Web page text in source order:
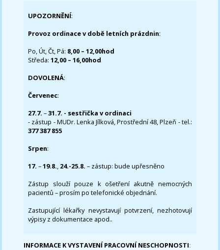
UPOZORNĚNÍ:
Provoz ordinace v době letních prázdnin:
Po, Út, Čt, Pá: 8,00 – 12,00hod
Středa:12,00 – 16,00hod
DOVOLENÁ:
Červenec:
27.7.–31.7. - sestřička v ordinaci
- zástup - MUDr. Lenka Jílková, Prostřední 48, Plzeň - tel.:
377 387 855
Srpen:
17. –19.8., 24.-25.8. – zástup: bude upřesněno
Zástup slouží pouze k ošetření akutně nemocných
pacientů – prosím po telefonické objednání.
Zastupující lékařky nevystavují potvrzení, nezhotovují
výpisy z dokumentace apod..
INFORMACE K VYSTAVENÍ PRACOVNÍ NESCHOPNOSTI: